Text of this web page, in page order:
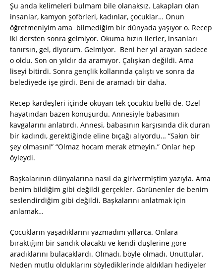
Şu anda kelimeleri bulmam bile olanaksız. Lakapları olan
insanlar, kamyon şoförleri, kadınlar, çocuklar… Onun
öğretmeniyim ama bilmediğim bir dünyada yaşıyor o. Recep
iki dersten sonra gelmiyor. Okuma hızın ilerler, insanları
tanırsın, gel, diyorum. Gelmiyor. Beni her yıl arayan sadece
o oldu. Son on yıldır da aramıyor. Çalışkan değildi. Ama
liseyi bitirdi. Sonra gençlik kollarında çalıştı ve sonra da
belediyede işe girdi. Beni de aramadı bir daha.
Recep kardeşleri içinde okuyan tek çocuktu belki de. Özel
hayatından bazen konuşurdu. Annesiyle babasının
kavgalarını anlatırdı. Annesi, babasının karşısında dik duran
bir kadındı, gerektiğinde eline bıçağı alıyordu… “Sakın bir
şey olmasın!” “Olmaz hocam merak etmeyin.” Onlar hep
öyleydi.
Başkalarının dünyalarına nasıl da girivermiştim yazıyla. Ama
benim bildiğim gibi değildi gerçekler. Görünenler de benim
seslendirdiğim gibi değildi. Başkalarını anlatmak için
anlamak…
Çocukların yaşadıklarını yazmadım yıllarca. Onlara
bıraktığım bir sandık olacaktı ve kendi düşlerine göre
aradıklarını bulacaklardı. Olmadı, böyle olmadı. Unuttular.
Neden mutlu olduklarını söylediklerinde aldıkları hediyeler